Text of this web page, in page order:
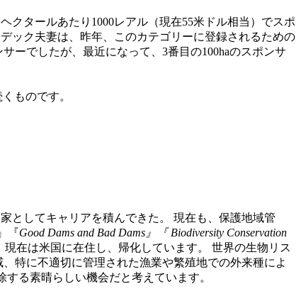
クタールあたり1000レアル（現在55米ドル相当）でスポ
ック夫妻は、昨年、このカテゴリーに登録されるための
ーでしたが、最近になって、3番目の100haのスポンサ
ものです。
としてキャリアを積んできた。 現在も、保護地域管
『Good Dams and Bad Dams』『 Biodiversity Conservation
在は米国に在住し、帰化しています。 世界の生物リス
特に不適切に管理された漁業や繁殖地での外来種によ
る素晴らしい機会だと考えています。